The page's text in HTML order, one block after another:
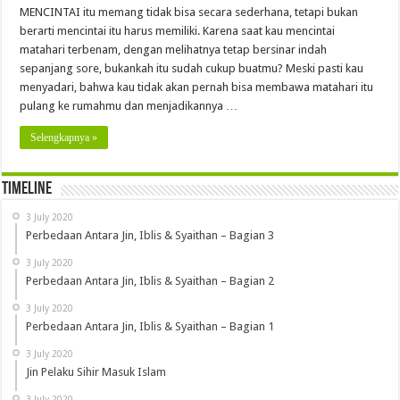
MENCINTAI itu memang tidak bisa secara sederhana, tetapi bukan
berarti mencintai itu harus memiliki. Karena saat kau mencintai
matahari terbenam, dengan melihatnya tetap bersinar indah
sepanjang sore, bukankah itu sudah cukup buatmu? Meski pasti kau
menyadari, bahwa kau tidak akan pernah bisa membawa matahari itu
pulang ke rumahmu dan menjadikannya …
Selengkapnya »
Timeline
3 July 2020
Perbedaan Antara Jin, Iblis & Syaithan – Bagian 3
3 July 2020
Perbedaan Antara Jin, Iblis & Syaithan – Bagian 2
3 July 2020
Perbedaan Antara Jin, Iblis & Syaithan – Bagian 1
3 July 2020
Jin Pelaku Sihir Masuk Islam